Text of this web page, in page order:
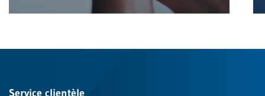
Service clientèle